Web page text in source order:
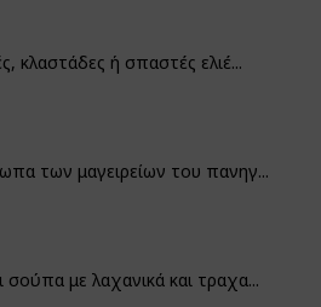
κλαστάδες ή σπαστές ελιέ...
των μαγειρείων του πανηγ...
με λαχανικά και τραχα...